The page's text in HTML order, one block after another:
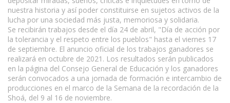
nuestra historia y así poder constituirse en sujetos activos de la
lucha por una sociedad más justa, memoriosa y solidaria.
Se recibirán trabajos desde el día 24 de abril, "Día de acción por
la tolerancia y el respeto entre los pueblos" hasta el viernes 17
de septiembre. El anuncio oficial de los trabajos ganadores se
realizará en octubre de 2021. Los resultados serán publicados
en la página del Consejo General de Educación y los ganadores
serán convocados a una jornada de formación e intercambio de
producciones en el marco de la Semana de la recordación de la
Shoá, del 9 al 16 de noviembre.